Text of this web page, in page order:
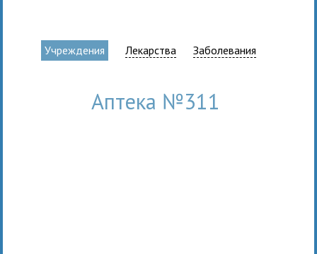
Учреждения Лекарства Заболевания
Аптека №311